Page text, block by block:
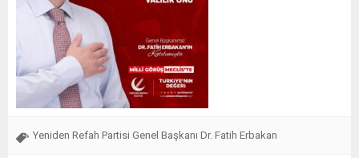
Yeniden Refah Partisi Genel Başkanı Dr. Fatih Erbakan